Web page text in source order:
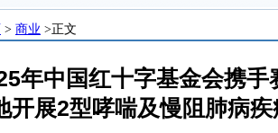
> 商业 >正文
中国红十字基金会携手
开展2型哮喘及慢阻肺病